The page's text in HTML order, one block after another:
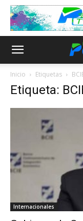
Inicio Etiquetas
Etiqueta:
Internacionales